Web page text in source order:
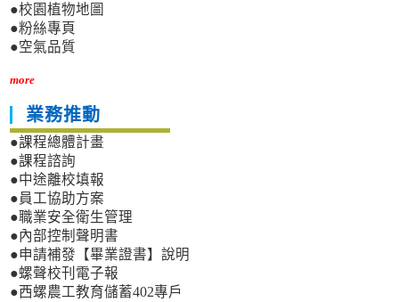
●校園植物地圖
●粉絲專頁
●空氣品質
more
業務推動
●課程總體計畫
●課程諮詢
●中途離校填報
●員工協助方案
●職業安全衛生管理
●內部控制聲明書
●申請補發【畢業證書】說明
●螺聲校刊電子報
●西螺農工教育儲蓄402專戶